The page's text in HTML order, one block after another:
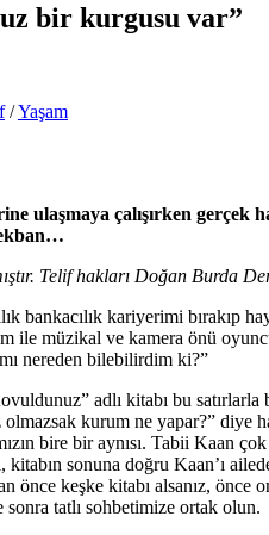
bir kurgusu var”
/Yaşam
ulaşmaya çalışırken gerçek
Telif hakları Doğan Burda
bankacılık kariyerimi bırakıp
ile müzikal ve kamera önü
nereden bilebilirdim ki?”
adlı kitabı bu
kurum ne yapar?” diye
bire bir aynısı. Tabii Kaan
kitabın sonuna doğru Kaan’ı
önce keşke kitabı alsanız, önce
tatlı sohbetimize ortak olun.